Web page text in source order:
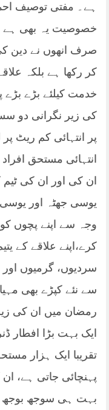
ہے۔ مفتی توصیف
خصوصیت یہ بھی ہے
صرف انھوں نے دین
کر رکھا ہے بلکہ
خدمت کیلئے بڑے
کی زیر نگرانی دو
پر انتہائی کم ریٹ پر
انتہائی مستحق
ان کی اور ان کی
یوسی جھٹہ اور
وجہ سے اپنے پچوں
کرے،اپنے علاقے کے
سردیوں، گرمیوں
سے نئے کپڑے بھی
رمضان میں ان کی زیر
ایک بہت بڑا افطار
تقریبا ایک ہزار
پہنچائی جاتی ہے، ان
بہت ہی سوجھ بوجھ